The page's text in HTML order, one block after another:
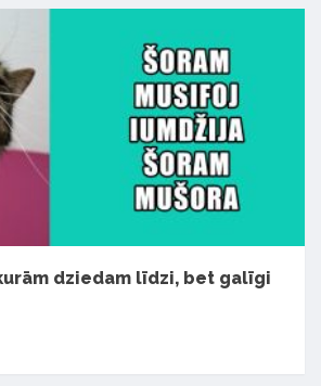
dziedam līdzi, bet galīgi